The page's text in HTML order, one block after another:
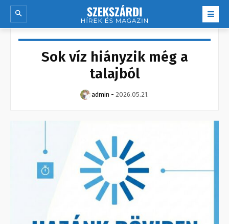
Sok víz hiányzik még a
talajból
admin - 2026.05.21.